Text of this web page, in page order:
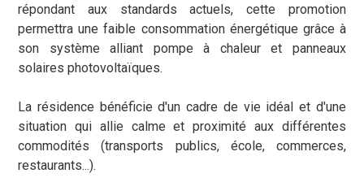
répondant aux standards actuels, cette promotion
permettra une faible consommation énergétique grâce à
son système alliant pompe à chaleur et panneaux
solaires photovoltaïques.
La résidence bénéficie d'un cadre de vie idéal et d'une
situation qui allie calme et proximité aux différentes
commodités (transports publics, école, commerces,
restaurants...).